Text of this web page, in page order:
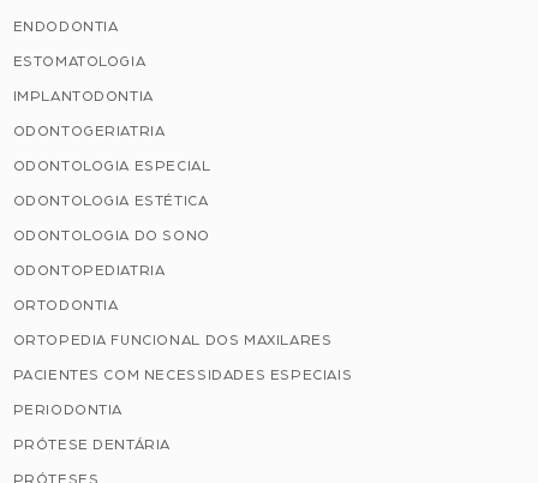
ENDODONTIA
ESTOMATOLOGIA
IMPLANTODONTIA
ODONTOGERIATRIA
ODONTOLOGIA ESPECIAL
ODONTOLOGIA ESTÉTICA
ODONTOLOGIA DO SONO
ODONTOPEDIATRIA
ORTODONTIA
ORTOPEDIA FUNCIONAL DOS MAXILARES
PACIENTES COM NECESSIDADES ESPECIAIS
PERIODONTIA
PRÓTESE DENTÁRIA
PRÓTESES